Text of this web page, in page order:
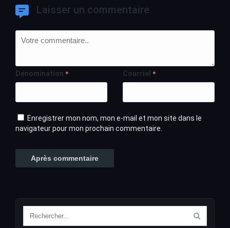
Laisser un commentaire
Dénomination * Courriel *
Enregistrer mon nom, mon e-mail et mon site dans le
navigateur pour mon prochain commentaire.